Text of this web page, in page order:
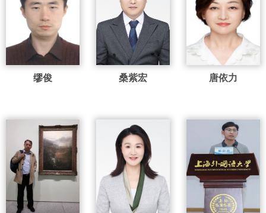
缪俊 桑紫宏 唐依力